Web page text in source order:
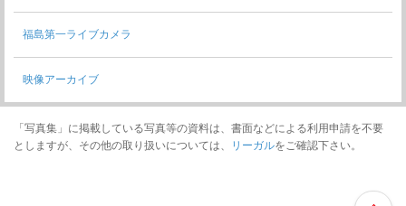
福島第一ライブカメラ
映像アーカイブ
「写真集」に掲載している写真等の資料は、書面などによる利用申請を不要
としますが、その他の取り扱いについては、
リーガルをご確認下さい。